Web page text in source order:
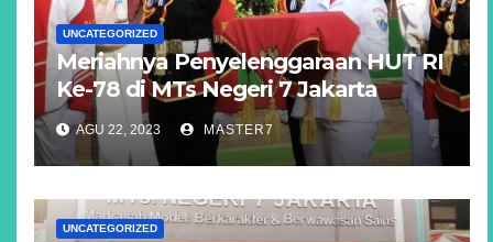
UNCATEGORIZED
Meriahnya Penyelenggaraan HUT RI
Ke-78 di MTs Negeri 7 Jakarta
AGU 22, 2023 MASTER7
UNCATEGORIZED